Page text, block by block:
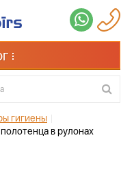
гигиены
в рулонах